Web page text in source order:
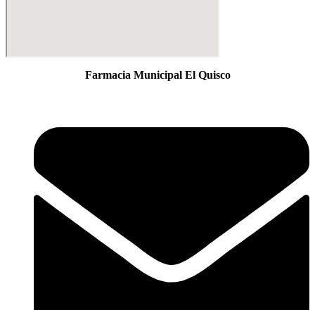
Farmacia Municipal El Quisco